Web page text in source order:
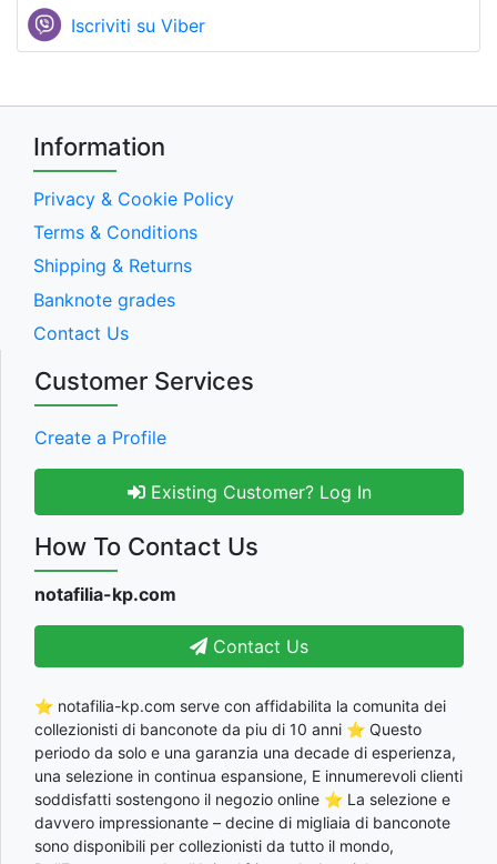
Iscriviti su Viber
Information
Privacy & Cookie Policy
Terms & Conditions
Shipping & Returns
Banknote grades
Contact Us
Customer Services
Create a Profile
Existing Customer? Log In
How To Contact Us
notafilia-kp.com
Contact Us
⭐ notafilia-kp.com serve con affidabilita la comunita dei
collezionisti di banconote da piu di 10 anni ⭐ Questo
periodo da solo e una garanzia una decade di esperienza,
una selezione in continua espansione, E innumerevoli clienti
soddisfatti sostengono il negozio online ⭐ La selezione e
davvero impressionante – decine di migliaia di banconote
sono disponibili per collezionisti da tutto il mondo,